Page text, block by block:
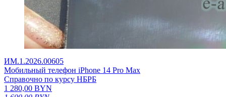
ИМ.1.2026.00605
Мобильный телефон iPhone 14 Pro Max
Справочно по курсу НБРБ
1 280,00 BYN